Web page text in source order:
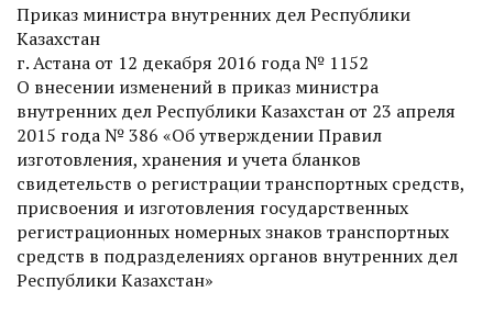
Приказ министра внутренних дел Респуб­лики
Казахстан
г. Астана от 12 декабря 2016 года № 1152
О внесении изменений в приказ министра
внутренних дел Респуб­лики Казахстан от 23 апреля
2015 года № 386 «Об утверждении Правил
изготовления, хранения и учета бланков
свидетельств о регистрации транспортных средств,
присвоения и изготовления государственных
регистрационных номерных знаков транспортных
средств в подразделениях органов внутренних дел
Респуб­лики Казахстан»